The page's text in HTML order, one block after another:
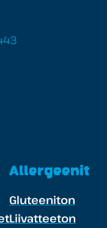
Allergeenit
Gluteeniton
Liivatteeton